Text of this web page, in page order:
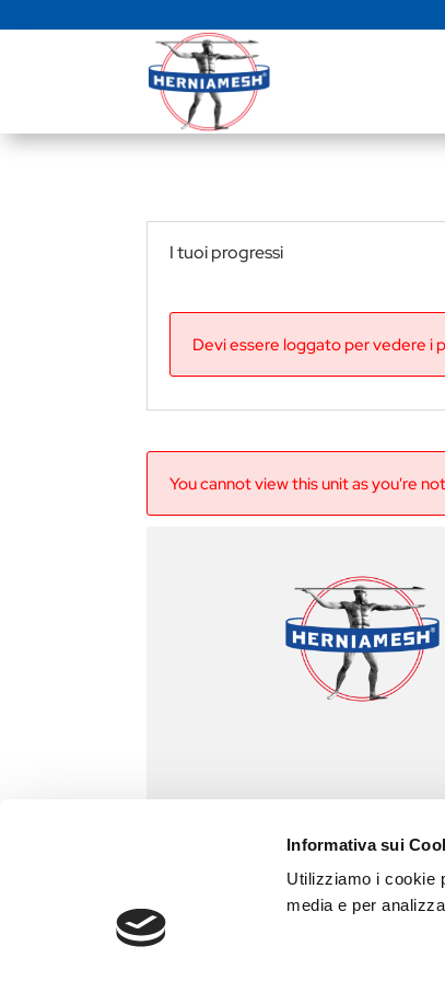
Informativa sui
Utilizziamo i cookie
media e per
I tuoi progressi
Devi essere loggato per vedere i
You cannot view this unit as you're